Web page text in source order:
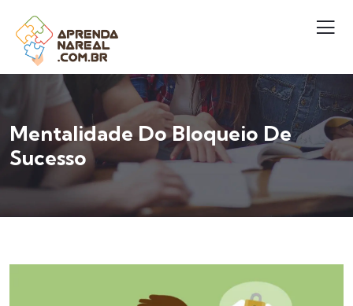
Mentalidade Do Bloqueio De
Sucesso